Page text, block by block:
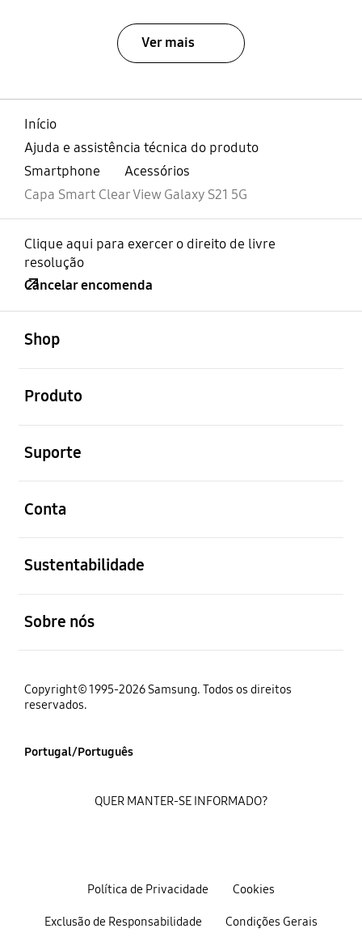
Ver mais
Início
Ajuda e assistência técnica do produto
Smartphone
Acessórios
Capa Smart Clear View Galaxy S21 5G
Clique aqui para exercer o direito de livre
resolução
Cancelar encomenda
Shop
Produto
Suporte
Conta
Sustentabilidade
Sobre nós
Copyright© 1995-2026 Samsung. Todos os direitos
reservados.
Portugal/Português
Política de Privacidade Cookies
Exclusão de Responsabilidade Condições Gerais
QUER MANTER-SE INFORMADO?